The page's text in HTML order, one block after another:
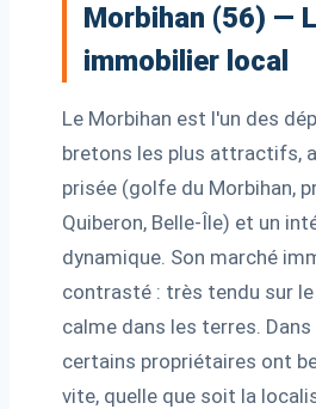
Morbihan (56) —
immobilier local
Le Morbihan est l'un des
bretons les plus attractifs,
prisée (golfe du Morbihan,
Quiberon, Belle-Île) et un
dynamique. Son marché
contrasté : très tendu sur
calme dans les terres.
certains propriétaires ont
vite, quelle que soit la